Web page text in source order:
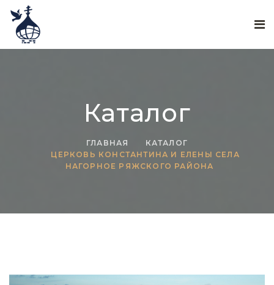
Каталог
ГЛАВНАЯ
КАТАЛОГ
ЦЕРКОВЬ КОНСТАНТИНА И ЕЛЕНЫ СЕЛА
НАГОРНОЕ РЯЖСКОГО РАЙОНА